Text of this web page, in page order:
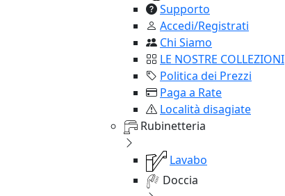
Supporto
Accedi/Registrati
Chi Siamo
LE NOSTRE COLLEZIONI
Politica dei Prezzi
Paga a Rate
Località disagiate
Rubinetteria
Lavabo
Doccia